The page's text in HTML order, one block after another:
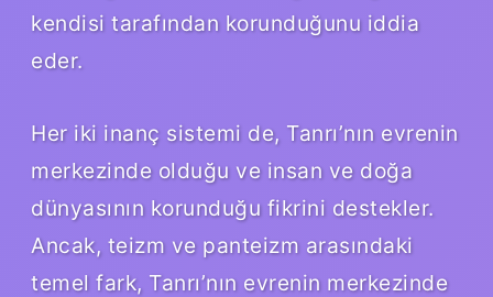
kendisi tarafından korunduğunu iddia
eder.
Her iki inanç sistemi de, Tanrı’nın evrenin
merkezinde olduğu ve insan ve doğa
dünyasının korunduğu fikrini destekler.
Ancak, teizm ve panteizm arasındaki
temel fark, Tanrı’nın evrenin merkezinde